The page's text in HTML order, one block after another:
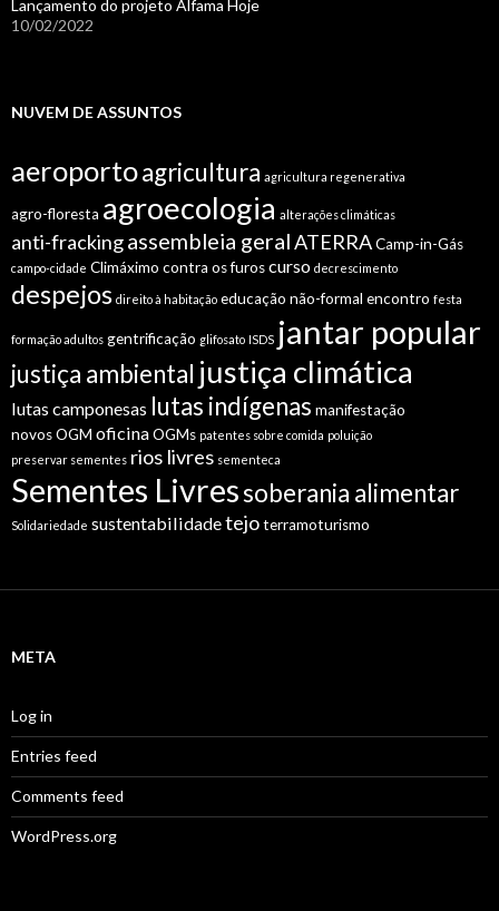
Lançamento do projeto Alfama Hoje
10/02/2022
NUVEM DE ASSUNTOS
aeroportoagricultura agricultura regenerativa
agro-floresta agroecologia alterações climáticas
anti-frackingassembleia geralATERRACamp-in-Gás
campo-cidade Climáximo contra os furoscurso decrescimento
despejos direito à habitação educação não-formal encontro festa
formação adultos gentrificação glifosato ISDS jantar popular
justiça ambiental justiça climática
lutas camponesas lutas indígenas manifestação
novos OGM oficinaOGMs patentes sobre comida poluição
preservar sementes rios livres sementeca
Sementes Livressoberania alimentar
Solidariedade sustentabilidadetejoterramoturismo
META
Log in
Entries feed
Comments feed
WordPress.org